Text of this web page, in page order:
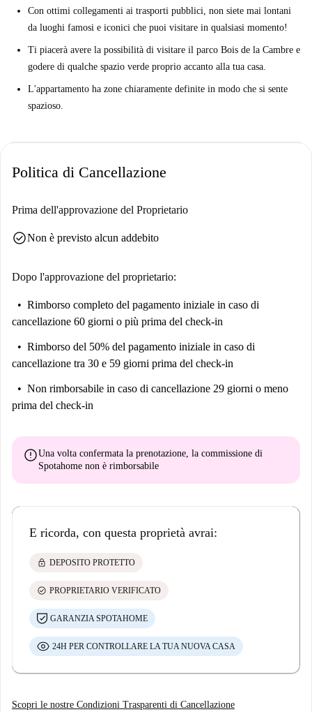
Con ottimi collegamenti ai trasporti pubblici, non siete mai lontani
da luoghi famosi e iconici che puoi visitare in qualsiasi momento!
Ti piacerà avere la possibilità di visitare il parco Bois de la Cambre e
godere di qualche spazio verde proprio accanto alla tua casa.
L'appartamento ha zone chiaramente definite in modo che si sente
spazioso.
Politica di Cancellazione
Prima dell'approvazione del Proprietario
check_circleNon è previsto alcun addebito
Dopo l'approvazione del proprietario:
Rimborso completo del pagamento iniziale in caso di
cancellazione 60 giorni o più prima del check-in
Rimborso del 50% del pagamento iniziale in caso di
cancellazione tra 30 e 59 giorni prima del check-in
Non rimborsabile in caso di cancellazione 29 giorni o meno
prima del check-in
errorUna volta confermata la prenotazione, la commissione di
Spotahome non è rimborsabile
E ricorda, con questa proprietà avrai:
lock DEPOSITO PROTETTO
check_circle PROPRIETARIO VERIFICATO
GARANZIA SPOTAHOME
24H PER CONTROLLARE LA TUA NUOVA CASA
Scopri le nostre Condizioni Trasparenti di Cancellazione